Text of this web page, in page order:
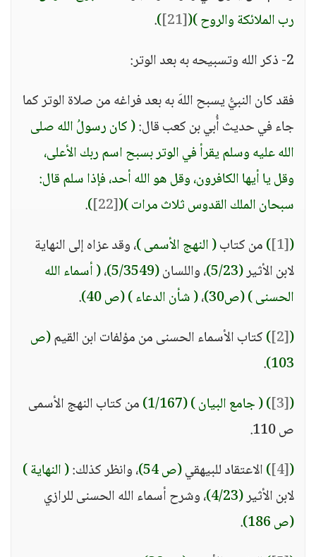
رب الملائكة والروح )(
[21]
)
.
2- ذكر الله وتسبيحه به بعد الوتر:
فقد كان النبيُّ يسبح اللهَ به بعد فراغه من صلاة الوتر كما
جاء في حديث أُبي بن كعب قال:( كان رسولُ الله صلى
الله عليه وسلم يقرأ في الوتر بسبح اسم ربك الأعلى،
وقل يا أيها الكافرون، وقل هو الله أحد، فإذا سلم قال:
سبحان الملك القدوس ثلاث مرات )(
[22]
)
.
(
[1]
)من كتاب( النهج الأسمى )، وقد عزاه إلى النهاية
لابن الأثير(5/23) ، واللسان(5/3549) ،( أسماء الله
الحسنى )(ص30) ،( شأن الدعاء )(ص 40)
.
(
[2]
)كتاب الأسماء الحسنى من مؤلفات ابن القيم(ص
103)
.
(
[3]
)( جامع البيان )(1/167)
من كتاب النهج الأسمى
ص 110.
(
[4]
)الاعتقاد للبيهقي(ص 54) ، وانظر كذلك:( النهاية )
لابن الأثير(4/23)
، وشرح أسماء الله الحسنى للرازي
(ص 186)
.